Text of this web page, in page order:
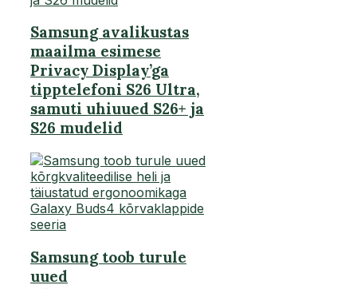
Samsung avalikustas
maailma esimese
Privacy Display’ga
tipptelefoni S26 Ultra,
samuti uhiuued S26+ ja
S26 mudelid
Samsung toob turule
uued